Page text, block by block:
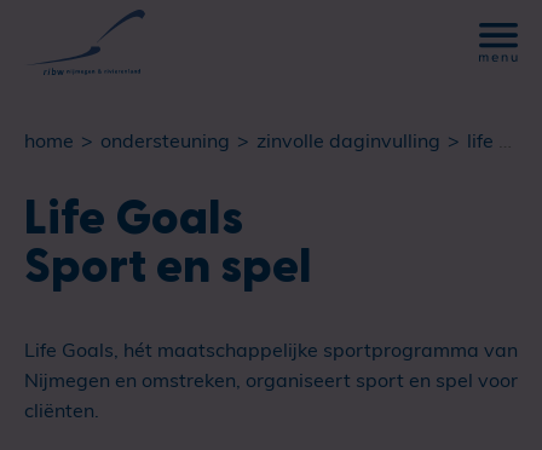
home ondersteuning zinvolle daginvulling life goals sport en spel
Life Goals
Sport en spel
Life Goals, hét maatschappelijke sportprogramma van
Nijmegen en omstreken, organiseert sport en spel voor
cliënten.